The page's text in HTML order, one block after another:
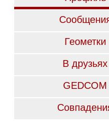
Геометки
В друзьях
GEDCOM